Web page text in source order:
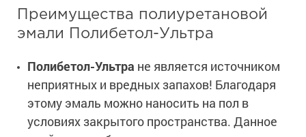
Преимущества полиуретановой
эмали Полибетол-Ультра
Полибетол-Ультра не является источником
неприятных и вредных запахов! Благодаря
этому эмаль можно наносить на пол в
условиях закрытого пространства. Данное